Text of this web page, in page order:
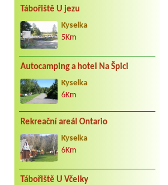
Tábořiště U jezu
Kyselka
5Km
Autocamping a hotel Na Špici
Kyselka
6Km
Rekreační areál Ontario
Kyselka
6Km
Tábořiště U Včelky